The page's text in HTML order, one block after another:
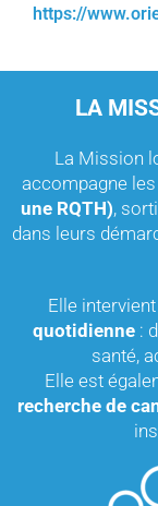
https://
LA
La Mission
accompagne les
une RQTH),
dans leurs
Elle
quotidienne :
santé,
Elle est
recherche de